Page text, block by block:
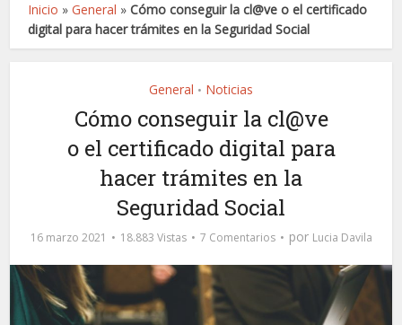
Inicio »General »Cómo conseguir la cl@ve o el certificado
digital para hacer trámites en la Seguridad Social
General • Noticias
Cómo conseguir la cl@ve
o el certificado digital para
hacer trámites en la
Seguridad Social
16 marzo 2021 18.883 Vistas 7 Comentarios por Lucia Davila